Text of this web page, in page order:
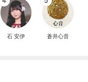
石 安伊 蒼井心音